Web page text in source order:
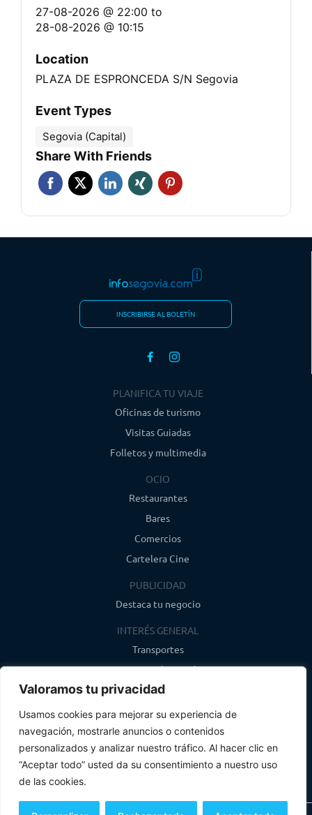
Valoramos tu privacidad
Usamos cookies para mejorar su experiencia de
navegación, mostrarle anuncios o contenidos
personalizados y analizar nuestro tráfico. Al hacer clic en
“Aceptar todo” usted da su consentimiento a nuestro uso
de las cookies.
27-08-2026 @ 22:00 to
28-08-2026 @ 10:15
Location
PLAZA DE ESPRONCEDA S/N Segovia
Event Types
Segovia (Capital)
Share With Friends
INSCRIBIRSE AL BOLETÍN
PLANIFICA TU VIAJE
Oficinas de turismo
Visitas Guiadas
Folletos y multimedia
OCIO
Restaurantes
Bares
Comercios
Cartelera Cine
PUBLICIDAD
Destaca tu negocio
INTERÉS GENERAL
Transportes
Farmacias de guardia
Canal de WhatsApp
Último boletín
info@infosegovia.com